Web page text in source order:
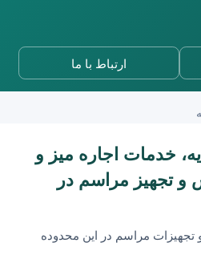
ارتباط با ما
خدمات اجاره میز و
تجهیز مراسم در
مراسم در این محدوده